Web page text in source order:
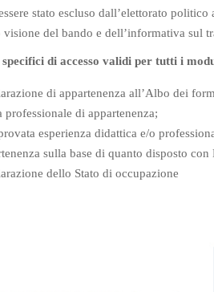
stato escluso dall’elettorato
visione del bando e dell’informativa sul
di accesso validi per tutti i
di appartenenza all’Albo dei
professionale di appartenenza;
esperienza didattica e/o
sulla base di quanto disposto
dello Stato di occupazione